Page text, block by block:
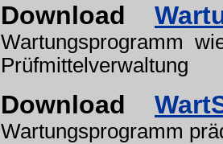
Download
Wartungsprogramm
Prüfmittelverwaltung
Download
Wartungsprogramm